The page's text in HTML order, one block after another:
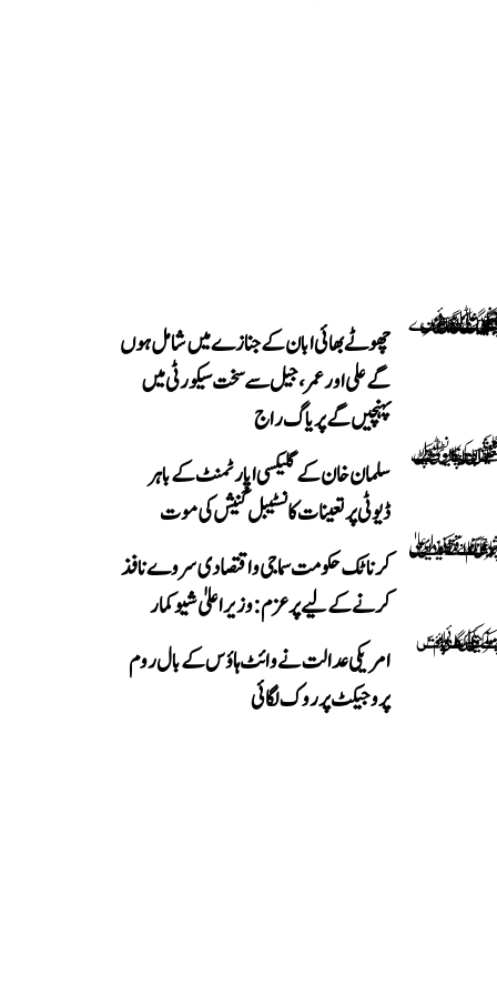
چھوٹے بھائی ابان کے جنازے میں شامل ہوں
گے علی اور عمر، جیل سے سخت سیکورٹی میں
پہنچیں گے پریاگ راج
سلمان خان کے گلیکسی اپارٹمنٹ کے باہر
ڈیوٹی پر تعینات کانسٹیبل گنیش کی موت
کرناٹک حکومت سماجی و اقتصادی سروے نافذ
کرنے کے لیے پرعزم: وزیر اعلیٰ شیوکمار
امریکی عدالت نے وائٹ ہاؤس کے بال روم
پروجیکٹ پر روک لگائی